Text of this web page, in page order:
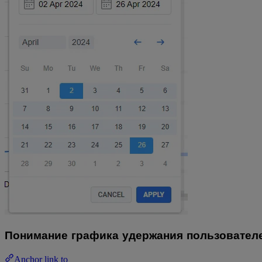
Понимание графика удержания
Anchor link to